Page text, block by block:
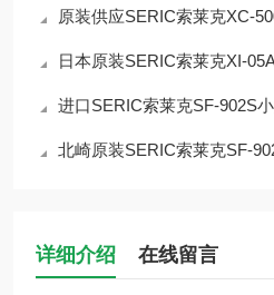
原装供应SERIC索莱克XC-
日本原装SERIC索莱克XI-
进口SERIC索莱克SF-902S
北崎原装SERIC索莱克SF-
详细介绍 在线留言